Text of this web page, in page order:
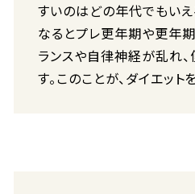
すいのはどの年代でもいえ
なるとプレ更年期や更年
ランスや自律神経が乱れ
す。このことが、ダイエット